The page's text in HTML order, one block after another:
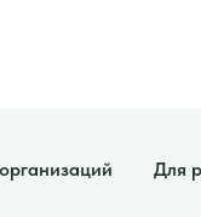
Для